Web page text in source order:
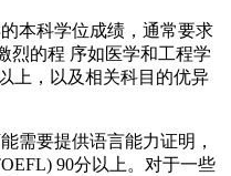
科学位成绩，通常要求
烈的程 序如医学和工程学
上，以及相关科目的优异
要提供语言能力证明，
90分以上。对于一些